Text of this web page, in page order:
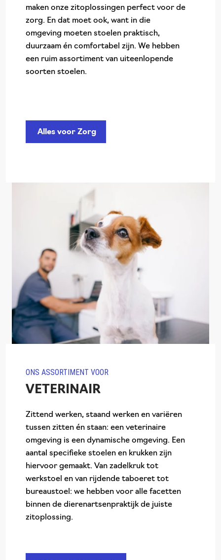
maken onze zitoplossingen perfect voor de
zorg. En dat moet ook, want in die
omgeving moeten stoelen praktisch,
duurzaam én comfortabel zijn. We hebben
een ruim assortiment van uiteenlopende
soorten stoelen.
Alles voor Zorg
ONS ASSORTIMENT VOOR
VETERINAIR
Zittend werken, staand werken en variëren
tussen zitten én staan: een veterinaire
omgeving is een dynamische omgeving. Een
aantal specifieke stoelen en krukken zijn
hiervoor gemaakt. Van zadelkruk tot
werkstoel en van rijdende taboeret tot
bureaustoel: we hebben voor alle facetten
binnen de dierenartsenpraktijk de juiste
zitoplossing.